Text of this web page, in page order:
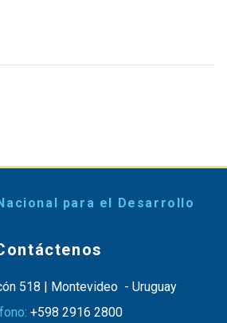
para el Desarrollo
518 | Montevideo - Uruguay
+598 2916 2800